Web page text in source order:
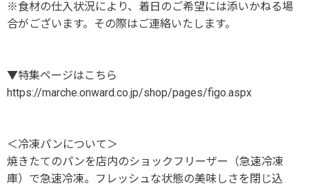
※食材の仕入状況により、着日のご希望には添いかねる場
合がございます。その際はご連絡いたします。
▼特集ページはこちら
https://marche.onward.co.jp/shop/pages/figo.aspx
＜冷凍パンについて＞
焼きたてのパンを店内のショックフリーザー（急速冷凍
庫）で急速冷凍。フレッシュな状態の美味しさを閉じ込